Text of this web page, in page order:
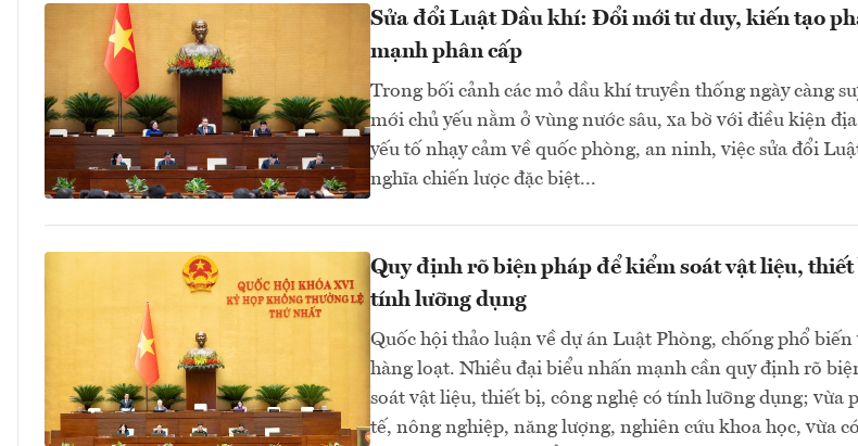
Sửa đổi Luật Dầu khí: Đổi mới tư duy, kiến tạo
mạnh phân cấp
Trong bối cảnh các mỏ dầu khí truyền thống ngày càng
mới chủ yếu nằm ở vùng nước sâu, xa bờ với điều kiện
yếu tố nhạy cảm về quốc phòng, an ninh, việc sửa đổi
nghĩa chiến lược đặc biệt...
Quy định rõ biện pháp để kiểm soát vật liệu, thiết
tính lưỡng dụng
Quốc hội thảo luận về dự án Luật Phòng, chống phổ
hàng loạt. Nhiều đại biểu nhấn mạnh cần quy định rõ
soát vật liệu, thiết bị, công nghệ có tính lưỡng dụng; vừa
tế, nông nghiệp, năng lượng, nghiên cứu khoa học, vừa